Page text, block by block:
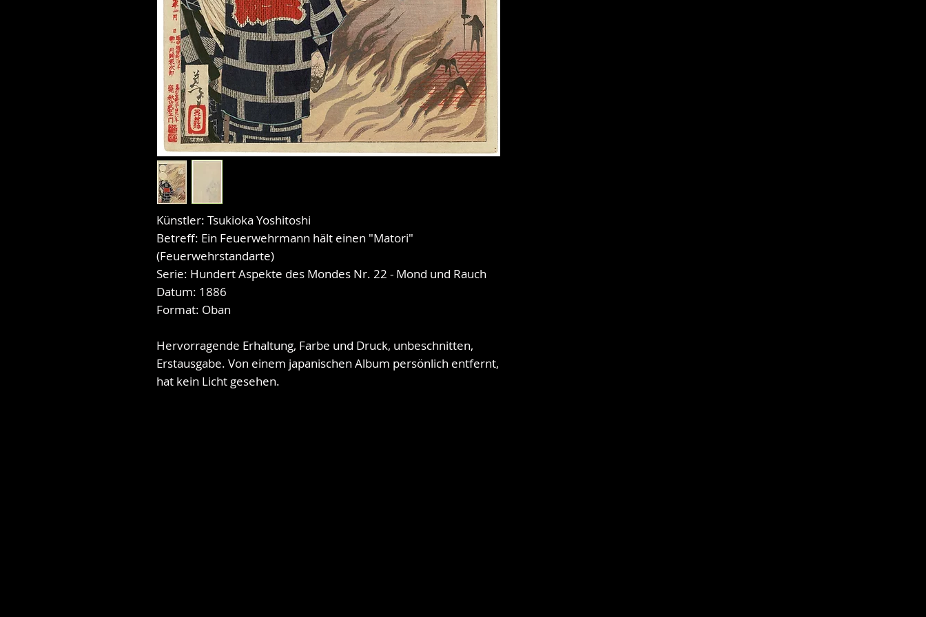
Künstler: Tsukioka Yoshitoshi
Betreff: Ein Feuerwehrmann hält einen "Matori"
(Feuerwehrstandarte)
Serie: Hundert Aspekte des Mondes Nr. 22 - Mond und Rauch
Datum: 1886
Format: Oban
Hervorragende Erhaltung, Farbe und Druck, unbeschnitten,
Erstausgabe. Von einem japanischen Album persönlich entfernt,
hat kein Licht gesehen.